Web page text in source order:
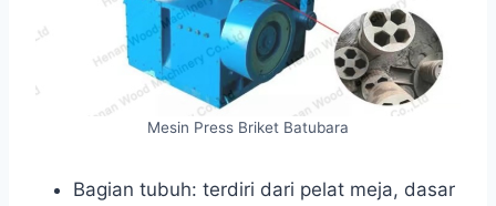
Mesin Press Briket Batubara
Bagian tubuh: terdiri dari pelat meja, dasar